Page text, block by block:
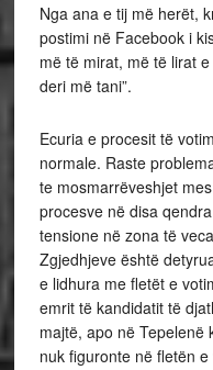
Nga ana e tij më herët,
postimi në Facebook i
më të mirat, më të lirat
deri më tani”.
Ecuria e procesit të
normale. Raste
te mosmarrëveshjet
procesve në disa
tensione në zona të
Zgjedhjeve është
e lidhura me fletët e
emrit të kandidatit të
majtë, apo në Tepelenë
nuk figuronte në fletën